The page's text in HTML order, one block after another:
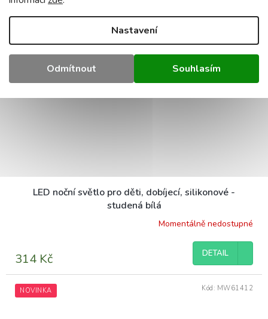
Nastavení
Odmítnout Souhlasím
LED noční světlo pro děti, dobíjecí, silikonové -
studená bílá
Momentálně nedostupné
314 Kč DETAIL
NOVINKA Kód: MW61412